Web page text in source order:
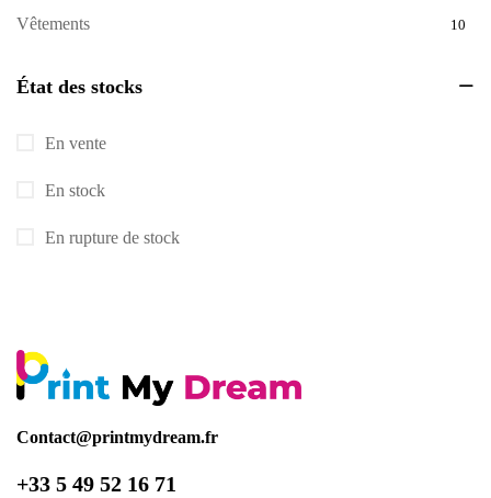
Vêtements 10
État des stocks
En vente
En stock
En rupture de stock
Contact@printmydream.fr
+33 5 49 52 16 71